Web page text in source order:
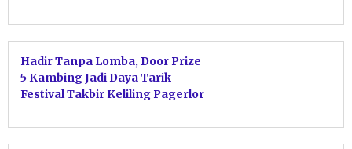
Hadir Tanpa Lomba, Door Prize
5 Kambing Jadi Daya Tarik
Festival Takbir Keliling Pagerlor